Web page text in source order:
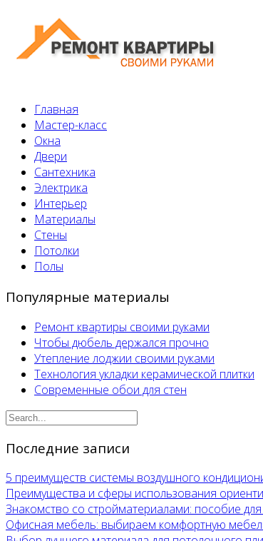
Главная
Мастер-класс
Окна
Двери
Сантехника
Электрика
Интерьер
Материалы
Стены
Потолки
Полы
Популярные материалы
Ремонт квартиры своими руками
Чтобы дюбель держался прочно
Утепление лоджии своими руками
Технология укладки керамической плитки
Современные обои для стен
Последние записи
5 преимуществ системы воздушного
Преимущества и сферы использования
Знакомство со стройматериалами: пособие
Офисная мебель: выбираем комфортную